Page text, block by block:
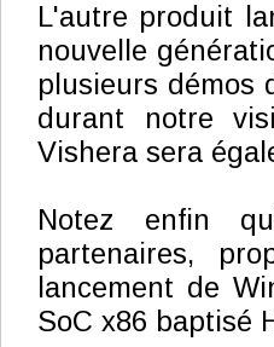
L'autre produit
nouvelle
plusieurs démos
durant notre
Vishera sera
Notez enfin
partenaires,
lancement de
SoC x86 baptisé